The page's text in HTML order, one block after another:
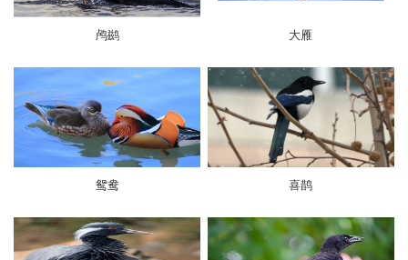
鸬鹚 大雁
鸳鸯 喜鹊